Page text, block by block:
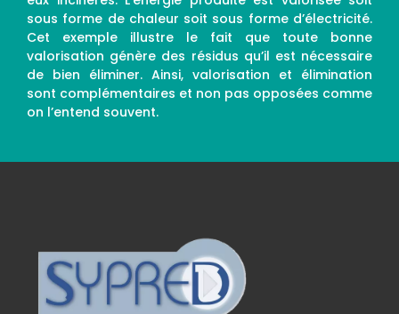
sous forme de chaleur soit sous forme d’électricité.
Cet exemple illustre le fait que toute bonne
valorisation génère des résidus qu’il est nécessaire
de bien éliminer. Ainsi, valorisation et élimination
sont complémentaires et non pas opposées comme
on l’entend souvent.